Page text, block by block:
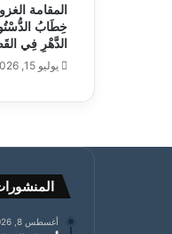
المقامة
خِطَابُ
الدَّهْرِ فِي
يوليو 15, 2026
أغسطس 8, 2026